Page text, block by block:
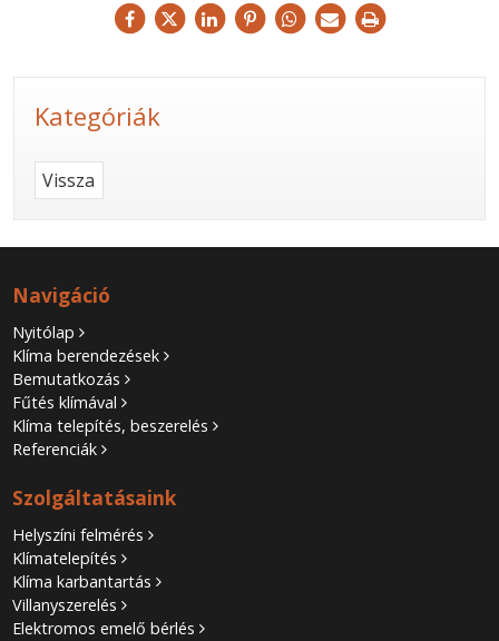
Kategóriák
Vissza
Navigáció
Nyitólap
Klíma berendezések
Bemutatkozás
Fűtés klímával
Klíma telepítés, beszerelés
Referenciák
Szolgáltatásaink
Helyszíni felmérés
Klímatelepítés
Klíma karbantartás
Villanyszerelés
Elektromos emelő bérlés